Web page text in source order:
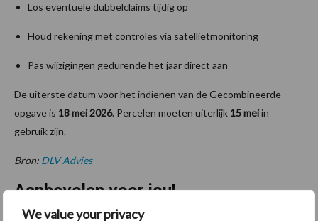
We value your privacy
Los eventuele dubbelclaims tijdig op
Houd rekening met controles via satellietmonitoring
Pas wijzigingen gedurende het jaar direct aan
De uiterste datum voor het indienen van de Gecombineerde
opgave is 18 mei 2026. Percelen moeten uiterlijk 15 meiin
gebruik zijn.
Bron: DLV Advies
Aanbevolen voor jou!